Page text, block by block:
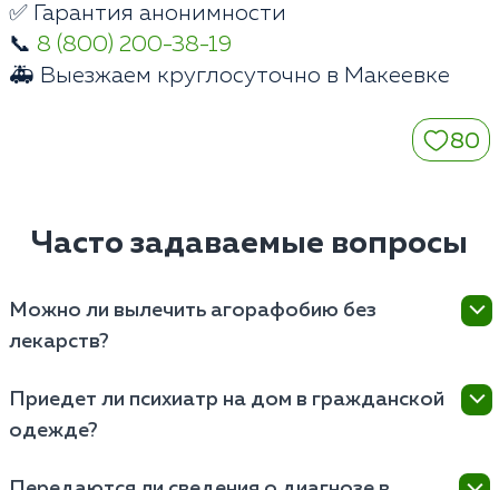
✅ Гарантия анонимности
📞 8 (800) 200-38-19
🚑 Выезжаем круглосуточно в Макеевке
80
Часто задаваемые вопросы
Можно ли вылечить агорафобию без
лекарств?
без медикаментов не дает клинического результата.
Нервная система истощена, уровень тревоги
Приедет ли психиатр на дом в гражданской
одежде?